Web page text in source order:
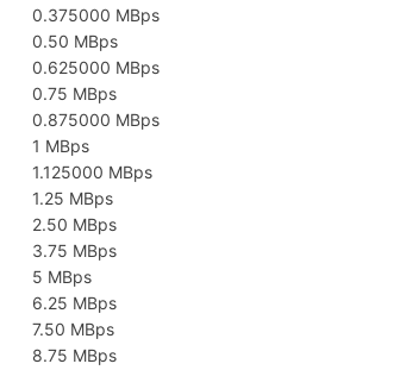
0.375000 MBps
0.50 MBps
0.625000 MBps
0.75 MBps
0.875000 MBps
1 MBps
1.125000 MBps
1.25 MBps
2.50 MBps
3.75 MBps
5 MBps
6.25 MBps
7.50 MBps
8.75 MBps